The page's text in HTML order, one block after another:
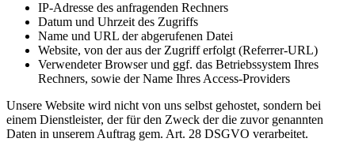
IP-Adresse des anfragenden Rechners
Datum und Uhrzeit des Zugriffs
Name und URL der abgerufenen Datei
Website, von der aus der Zugriff erfolgt (Referrer-URL)
Verwendeter Browser und ggf. das Betriebssystem Ihres
Rechners, sowie der Name Ihres Access-Providers
Unsere Website wird nicht von uns selbst gehostet, sondern bei
einem Dienstleister, der für den Zweck der die zuvor genannten
Daten in unserem Auftrag gem. Art. 28 DSGVO verarbeitet.